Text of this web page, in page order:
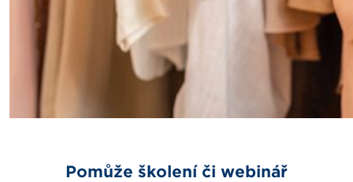
Pomůže školení či webinář